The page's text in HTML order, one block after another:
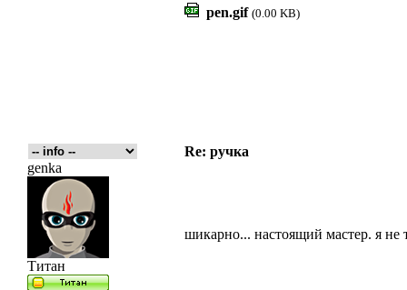
pen.gif (0.00 KB)
Re: ручка
genka
Титан
шикарно... настоящий мастер. я